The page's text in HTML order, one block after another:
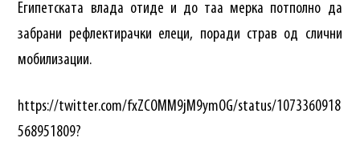
Египетската влада отиде и до таа мерка потполно да
забрани рефлектирачки елеци, поради страв од слични
мобилизации.
https://twitter.com/fxZCOMM9jM9ymOG/status/1073360918
568951809?